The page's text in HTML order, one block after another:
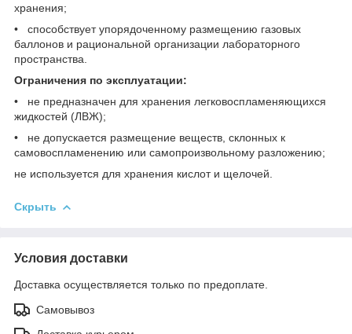
хранения;
• способствует упорядоченному размещению газовых
баллонов и рациональной организации лабораторного
пространства.
Ограничения по эксплуатации:
• не предназначен для хранения легковоспламеняющихся
жидкостей (ЛВЖ);
• не допускается размещение веществ, склонных к
самовоспламенению или самопроизвольному разложению;
не используется для хранения кислот и щелочей.
Скрыть
Условия доставки
Доставка осуществляется только по предоплате.
Самовывоз